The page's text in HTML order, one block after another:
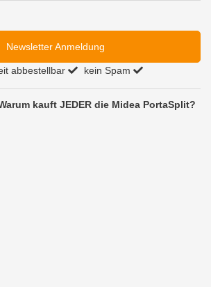
Newsletter Anmeldung
abbestellbar kein Spam
kauft JEDER die Midea PortaSplit?